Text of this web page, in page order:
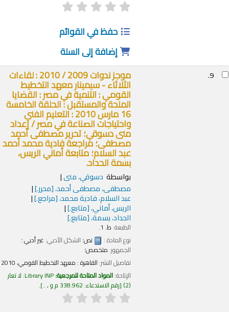
حفظ في القوائم
إضافة إلى السلة
9. موجز ندوات 2009 / 2010 : لقاءات
الثلاثاء - سيمينار معهد التخطيط
القومي : التنمية في مصر : القضايا
الملحة والمستقبل : الحلقة الخامسة
16 مارس 2010 : التعليم الفني
واحتياجات الصناعة في مصر /إعداد
منى دسوقي؛ تحرير مصطفى أحمد
مصطفى؛ مراجعة فادية محمد أحمد
عبد السلام؛ متابعة أماني الريس،
بسمة الحداد.
بواسطة دسوقي، منى
مصطفى، مصطفى أحمد،[محرر.]
عبد السلام، فادية محمد،[مراجع.]
الريس، أماني،[متابع.]
الحداد، بسمة،[متابع.]
الطبعة:ط. 1.
نوع المادة :
نص؛ الشكل الأدبي:غير أدبي؛
الجمهور:متخصص؛
تفاصيل النشر:القاهرة :معهد التخطيط القومي،2010
الإتاحة:المواد المتاحة للمرجعية:Library INP: لا تعار
رقم الاستدعاء:338.962 م و , .. .